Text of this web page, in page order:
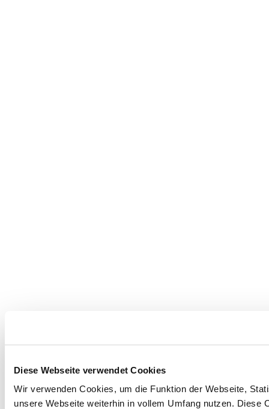
Diese Webseite verwendet Cookies
Wir verwenden Cookies, um die Funktion der Webseite,
unsere Webseite weiterhin in vollem Umfang nutzen.